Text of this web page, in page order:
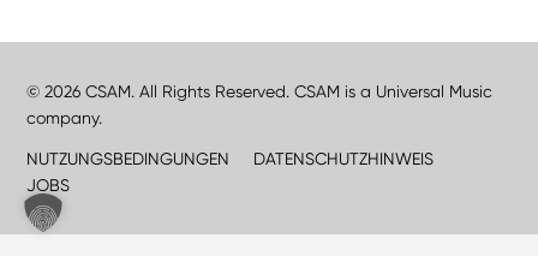
© 2026 CSAM. All Rights Reserved. CSAM is a Universal Music
company.
NUTZUNGSBEDINGUNGEN
DATENSCHUTZHINWEIS
JOBS